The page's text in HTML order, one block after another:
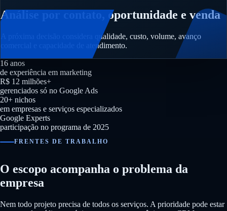
Análise por contato, oportunidade e venda
A próxima decisão considera qualidade, custo, volume, avanço
comercial e capacidade de atendimento.
16 anos
de experiência em marketing
R$ 12 milhões+
gerenciados só no Google Ads
20+ nichos
em empresas e serviços especializados
Google Experts
participação no programa de 2025
FRENTES DE TRABALHO
O escopo acompanha o problema da
empresa
Nem todo projeto precisa de todos os serviços. A prioridade pode estar